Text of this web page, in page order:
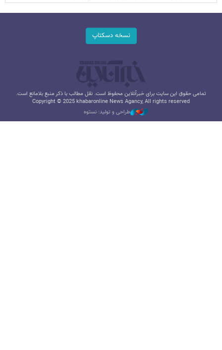
نسخه دسکتاپ
تمامی حقوق این سایت برای خبرآنلاین محفوظ است. نقل مطالب با ذکر منبع بلامانع است.
Copyright © 2025 khabaronline News Agancy, All rights reserved
طراحی و تولید: نستوه